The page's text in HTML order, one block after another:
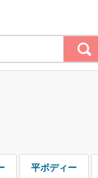
平ボディー